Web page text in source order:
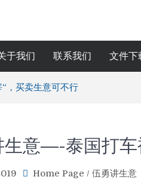
于我们 联系我们 文件下
，买卖生意可不行
生意—-泰国打车
Home Page / 伍勇讲生意